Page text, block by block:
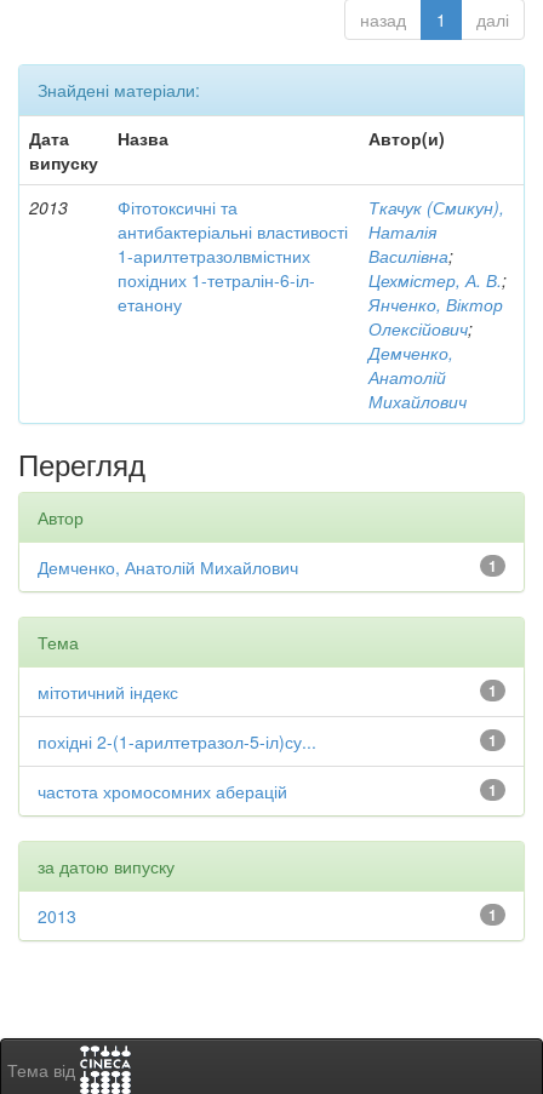
назад 1 далі
Знайдені матеріали:
Дата
випуску
Назва Автор(и)
2013
Фітотоксичні та
антибактеріальні властивості
1-арилтетразолвмістних
похідних 1-тетралін-6-іл-
етанону
Ткачук (Смикун),
Наталія
Василівна;
Цехмістер, А. В.;
Янченко, Віктор
Олексійович;
Демченко,
Анатолій
Михайлович
Перегляд
Автор
1
Демченко, Анатолій Михайлович
Тема
1
мітотичний індекс
1
похідні 2-(1-арилтетразол-5-іл)су...
1
частота хромосомних аберацій
за датою випуску
1
2013
Тема від